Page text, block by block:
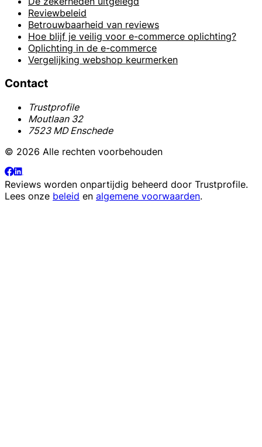
Reviewbeleid
Betrouwbaarheid van reviews
Hoe blijf je veilig voor e-commerce oplichting?
Oplichting in de e-commerce
Vergelijking webshop keurmerken
Contact
Trustprofile
Moutlaan 32
7523 MD Enschede
© 2026 Alle rechten voorbehouden
Reviews worden onpartijdig beheerd door Trustprofile.
Lees onze beleid en algemene voorwaarden.